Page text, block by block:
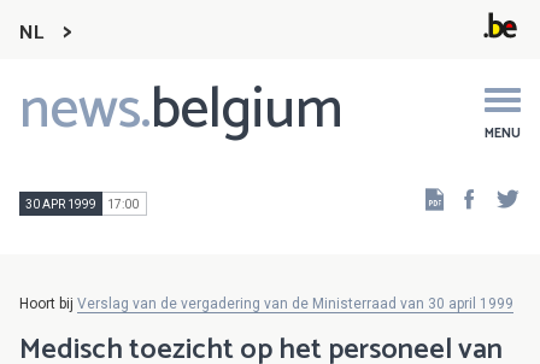
NL
news.belgium MENU
Main
navigation
30 APR 1999 17:00
Hoort bij Verslag van de vergadering van de Ministerraad van 30 april 1999
Medisch toezicht op het personeel van